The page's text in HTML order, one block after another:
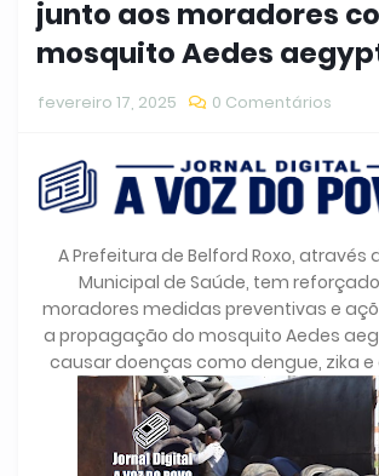
junto aos moradores
mosquito Aedes
fevereiro 17, 2025 0 Comentários
A Prefeitura de Belford Roxo, através
Municipal de Saúde, tem
moradores medidas preventivas e
a propagação do mosquito Aedes
causar doenças como dengue, zika e